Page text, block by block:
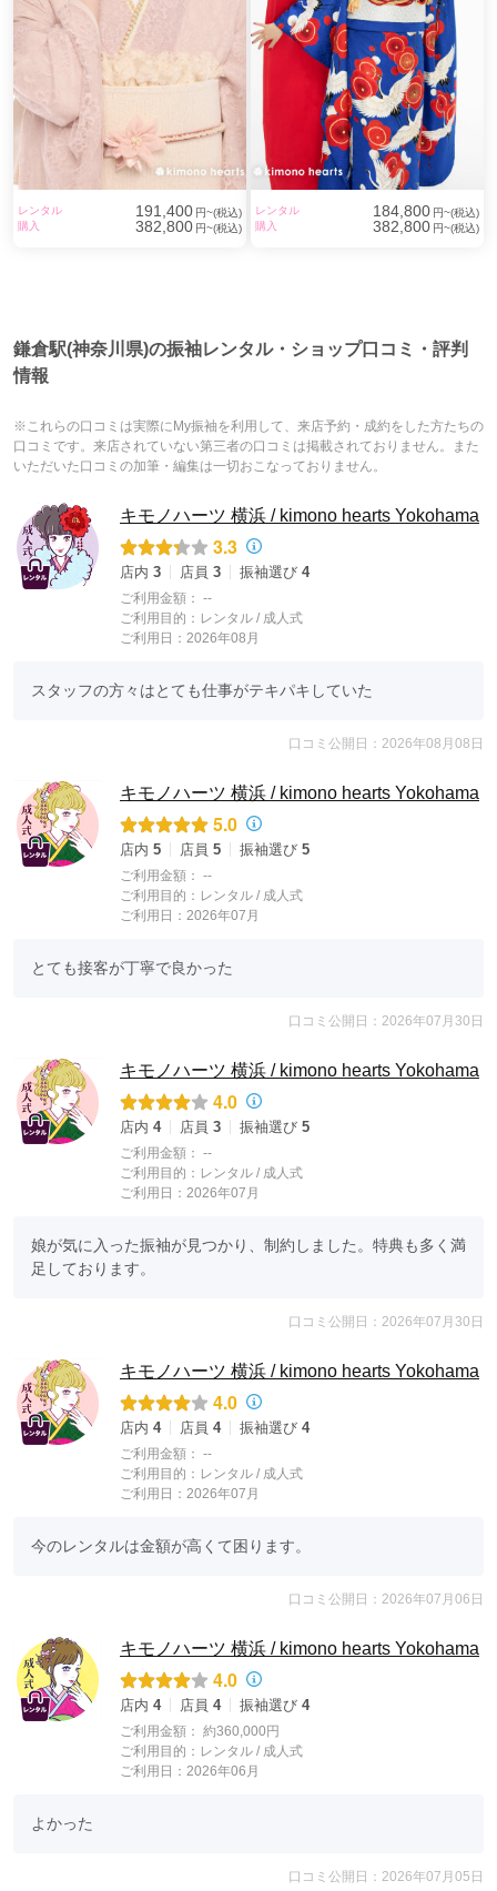
レンタル 191,400 円~(税込)
購入
382,800 円~(税込)
レンタル 184,800 円~(税込)
購入
382,800 円~(税込)
鎌倉駅(神奈川県)の振袖レンタル・ショップ口コミ・評判
情報
※これらの口コミは実際にMy振袖を利用して、来店予約・成約をした方たちの
口コミです。来店されていない第三者の口コミは掲載されておりません。また
いただいた口コミの加筆・編集は一切おこなっておりません。
キモノハーツ 横浜 / kimono hearts Yokohama
3.3
店内 3 店員 3 振袖選び 4
ご利用金額： --
ご利用目的： レンタル / 成人式
ご利用日：2026年08月
スタッフの方々はとても仕事がテキパキしていた
口コミ公開日：2026年08月08日
キモノハーツ 横浜 / kimono hearts Yokohama
5.0
店内 5 店員 5 振袖選び 5
ご利用金額： --
ご利用目的： レンタル / 成人式
ご利用日：2026年07月
とても接客が丁寧で良かった
口コミ公開日：2026年07月30日
キモノハーツ 横浜 / kimono hearts Yokohama
4.0
店内 4 店員 3 振袖選び 5
ご利用金額： --
ご利用目的： レンタル / 成人式
ご利用日：2026年07月
娘が気に入った振袖が見つかり、制約しました。特典も多く満
足しております。
口コミ公開日：2026年07月30日
キモノハーツ 横浜 / kimono hearts Yokohama
4.0
店内 4 店員 4 振袖選び 4
ご利用金額： --
ご利用目的： レンタル / 成人式
ご利用日：2026年07月
今のレンタルは金額が高くて困ります。
口コミ公開日：2026年07月06日
キモノハーツ 横浜 / kimono hearts Yokohama
4.0
店内 4 店員 4 振袖選び 4
ご利用金額： 約360,000円
ご利用目的： レンタル / 成人式
ご利用日：2026年06月
よかった
口コミ公開日：2026年07月05日